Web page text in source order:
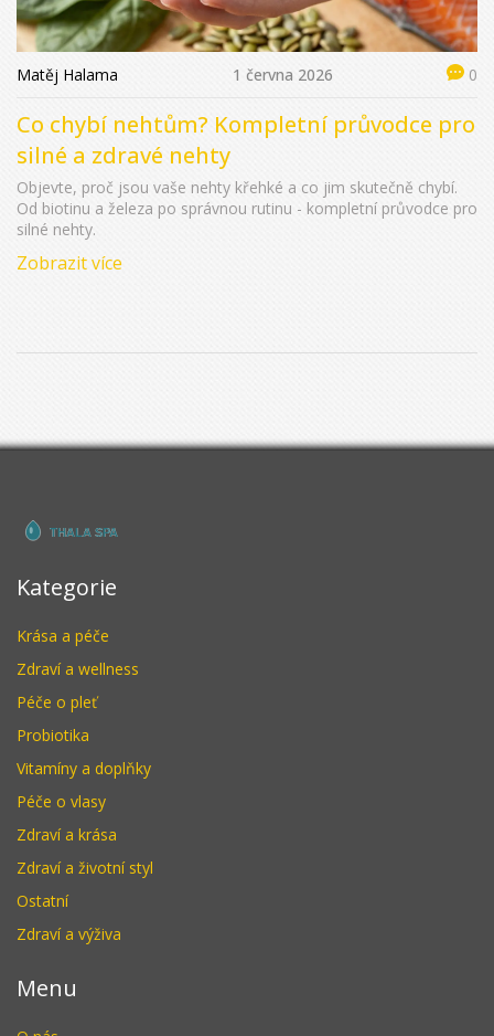
Matěj Halama 1 června 2026 0
Co chybí nehtům? Kompletní průvodce pro
silné a zdravé nehty
Objevte, proč jsou vaše nehty křehké a co jim skutečně chybí.
Od biotinu a železa po správnou rutinu - kompletní průvodce pro
silné nehty.
Zobrazit více
Kategorie
Krása a péče
Zdraví a wellness
Péče o pleť
Probiotika
Vitamíny a doplňky
Péče o vlasy
Zdraví a krása
Zdraví a životní styl
Ostatní
Zdraví a výživa
Menu